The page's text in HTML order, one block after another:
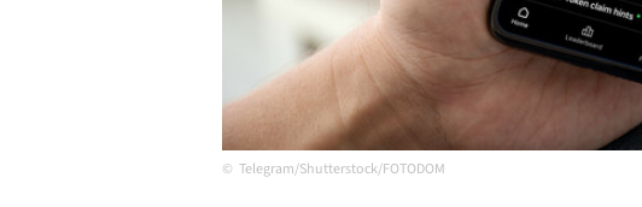
Telegram/Shutterstock/FOTODOM